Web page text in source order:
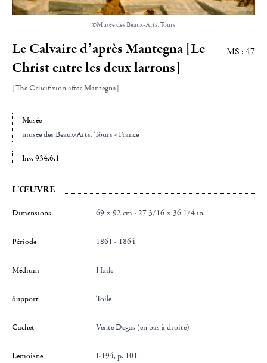
©Musée des Beaux-Arts, Tours
Le Calvaire d’après Mantegna [Le
Christ entre les deux larrons]
[The Crucifixion after Mantegna]
MS : 47
Musée
musée des Beaux-Arts, Tours - France
Inv. 934.6.1
L'ŒUVRE
Dimensions 69 × 92 cm - 27 3/16 × 36 1/4 in.
Période 1861 - 1864
Médium Huile
Support Toile
Cachet Vente Degas (en bas à droite)
Lemoisne I-194, p. 101